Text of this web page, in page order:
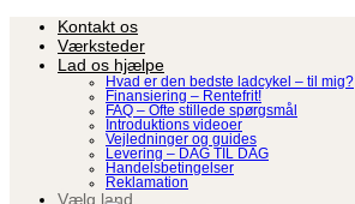
Fortsæt
indhold
Kontakt os
Værksteder
Lad os hjælpe
Hvad er den bedste ladcykel – til mig?
Finansiering – Rentefrit!
FAQ – Ofte stillede spørgsmål
Introduktions videoer
Vejledninger og guides
Levering – DAG TIL DAG
Handelsbetingelser
Reklamation
Vælg land